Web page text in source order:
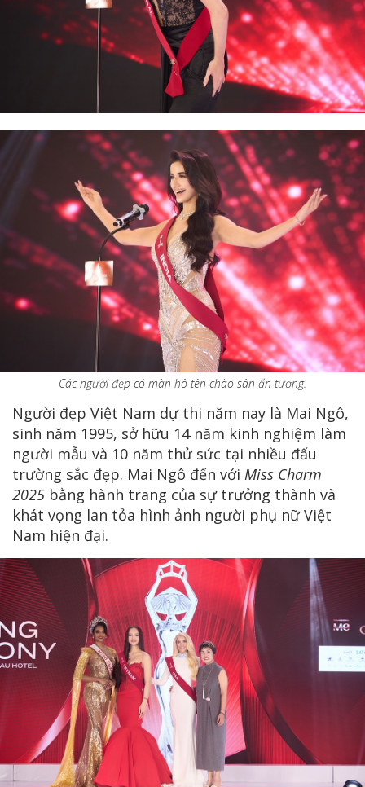
Các người đẹp có màn hô tên chào sân ấn tượng.
Người đẹp Việt Nam dự thi năm nay là Mai Ngô,
sinh năm 1995, sở hữu 14 năm kinh nghiệm làm
người mẫu và 10 năm thử sức tại nhiều đấu
trường sắc đẹp. Mai Ngô đến với Miss Charm
2025 bằng hành trang của sự trưởng thành và
khát vọng lan tỏa hình ảnh người phụ nữ Việt
Nam hiện đại.